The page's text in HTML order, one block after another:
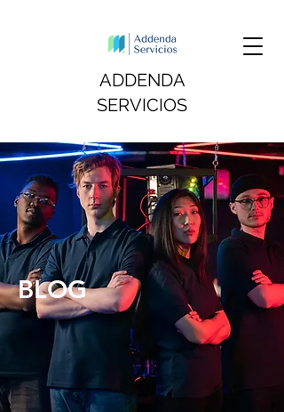
ADDENDA
SERVICIOS
BLOG